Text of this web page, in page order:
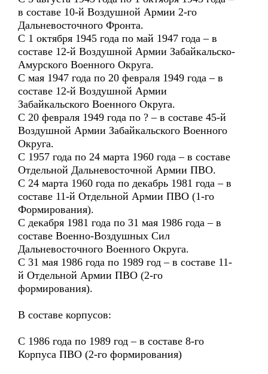
в составе 10-й Воздушной Армии 2-го
Дальневосточного Фронта.
С 1 октября 1945 года по май 1947 года – в
составе 12-й Воздушной Армии Забайкальско-
Амурского Военного Округа.
С мая 1947 года по 20 февраля 1949 года – в
составе 12-й Воздушной Армии
Забайкальского Военного Округа.
С 20 февраля 1949 года по ? – в составе 45-й
Воздушной Армии Забайкальского Военного
Округа.
С 1957 года по 24 марта 1960 года – в составе
Отдельной Дальневосточной Армии ПВО.
С 24 марта 1960 года по декабрь 1981 года – в
составе 11-й Отдельной Армии ПВО (1-го
Формирования).
С декабря 1981 года по 31 мая 1986 года – в
составе Военно-Воздушных Сил
Дальневосточного Военного Округа.
С 31 мая 1986 года по 1989 год – в составе 11-
й Отдельной Армии ПВО (2-го
формирования).
В составе корпусов:
С 1986 года по 1989 год – в составе 8-го
Корпуса ПВО (2-го формирования)